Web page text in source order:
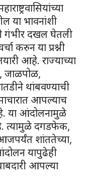
या भावनांशी
गंभीर दखल घेतली
करुन या प्रश्नी
आहे. राज्याच्या
जाळपोळ,
थांबवण्याची
आपल्याच
या आंदोलनामुळे
त्यामुळे दगडफेक,
शांततेच्या,
यापुढेही
आपल्या